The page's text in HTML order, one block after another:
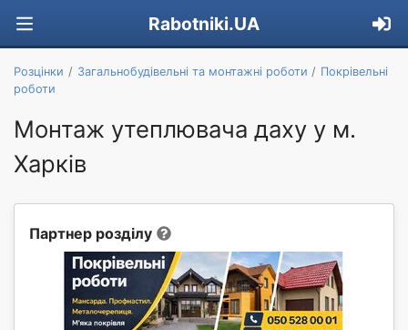
Rabotniki.UA
Розцінки Загальнобудівельні та монтажні роботи
Покрівельні
роботи
Монтаж утеплювача даху у м.
Харків
Партнер розділу